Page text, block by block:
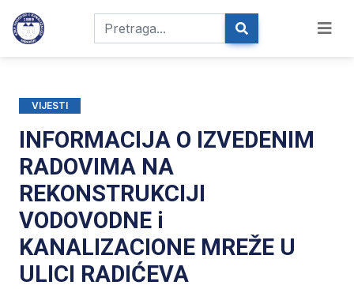
VIJESTI
INFORMACIJA O IZVEDENIM
RADOVIMA NA
REKONSTRUKCIJI
VODOVODNE i
KANALIZACIONE MREŽE U
ULICI RADIĆEVA